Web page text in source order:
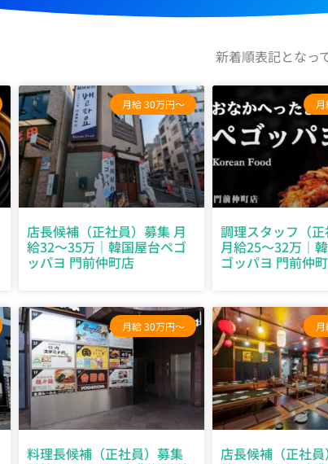
新着順表記となっ
月給 30万円～
店長候補（正社員）募集 月
給32～35万｜韓国屋台ペゴ
ッパヨ 門前仲町店
調理スタッフ（
月給25～32万｜
ゴッパヨ 門前仲
月給 30万円～
料理長候補（正社員）募集 店長候補（正社員